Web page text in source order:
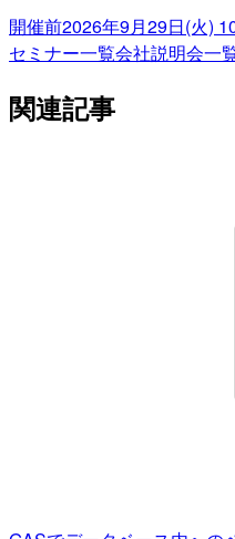
開催前2026年9月29日(火)
セミナー一覧会社説明会一
関連記事